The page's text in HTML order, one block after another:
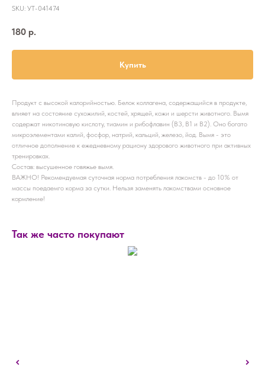
SKU: УТ-041474
180 р.
Купить
Продукт с высокой калорийностью. Белок коллагена, содержащийся в продукте,
влияет на состояние сухожилий, костей, хрящей, кожи и шерсти животного. Вымя
содержат никотиновую кислоту, тиамин и рибофлавин (В3, В1 и В2). Оно богато
микроэлементами калий, фосфор, натрий, кальций, железо, йод. Вымя - это
отличное дополнение к ежедневному рациону здорового животного при активных
тренировках.
Состав: высушенное говяжье вымя.
ВАЖНО! Рекомендуемая суточная норма потребления лакомств - до 10% от
массы поедаемго корма за сутки. Нельзя заменять лакомствами основное
кормление!
Так же часто покупают